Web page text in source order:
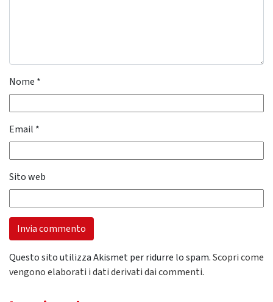
Nome *
Email *
Sito web
Questo sito utilizza Akismet per ridurre lo spam.Scopri come
vengono elaborati i dati derivati dai commenti.